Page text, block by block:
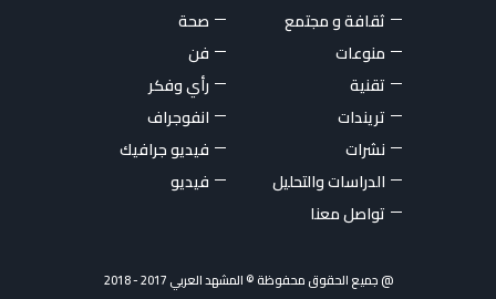
ثقافة و مجتمع
صحة
منوعات
فن
تقنية
رأي وفكر
تريندات
انفوجراف
نشرات
فيديو جرافيك
الدراسات والتحليل
فيديو
تواصل معنا
@ جميع الحقوق محفوظة © المشهد العربي 2017 - 2018